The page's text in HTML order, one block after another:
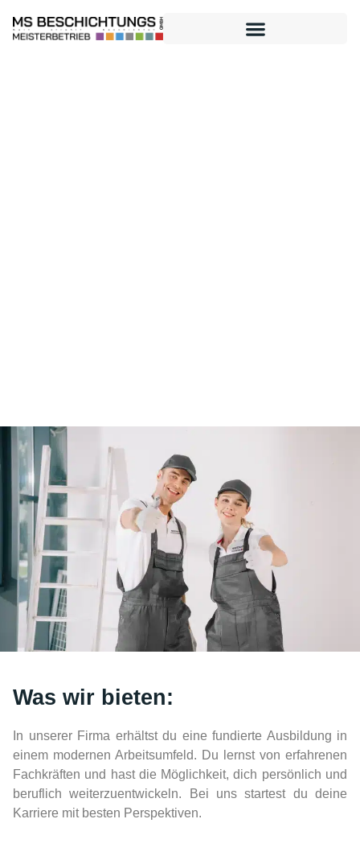
Was wir bieten:
In unserer Firma erhältst du eine fundierte Ausbildung in
einem modernen Arbeitsumfeld. Du lernst von erfahrenen
Fachkräften und hast die Möglichkeit, dich persönlich und
beruflich weiterzuentwickeln. Bei uns startest du deine
Karriere mit besten Perspektiven.